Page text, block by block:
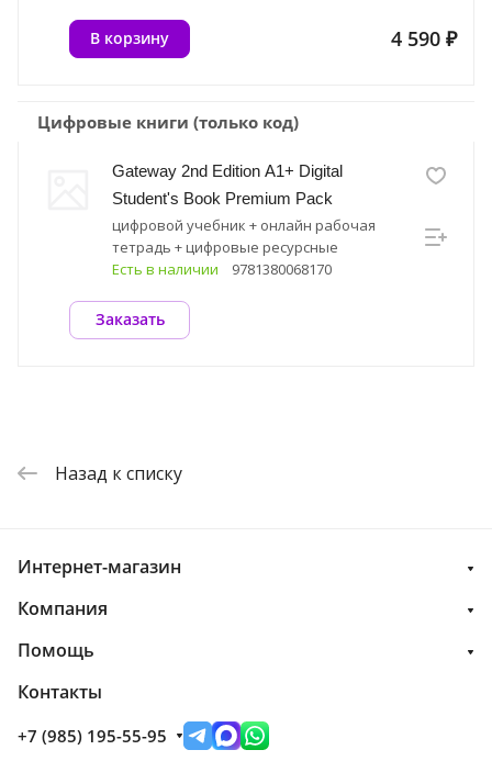
4 590 ₽
В корзину
Цифровые книги (только код)
Gateway 2nd Edition A1+ Digital
Student's Book Premium Pack
цифровой учебник + онлайн рабочая
тетрадь + цифровые ресурсные
материалы
Есть в наличии 9781380068170
Заказать
Назад к списку
Интернет-магазин
Компания
Помощь
Контакты
+7 (985) 195-55-95